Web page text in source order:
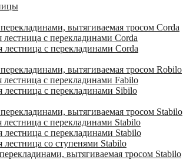
вытягиваемая тросом Corda
с перекладинами Corda
с перекладинами Corda
вытягиваемая тросом Robilo
с перекладинами Fabilo
с перекладинами Sibilo
вытягиваемая тросом Stabilo
с перекладинами Stabilo
с перекладинами Stabilo
со ступенями Stabilo
вытягиваемая тросом Stabilo